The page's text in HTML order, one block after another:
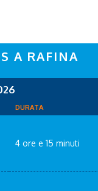
A RAFINA
DURATA
4 ore e 15 minuti